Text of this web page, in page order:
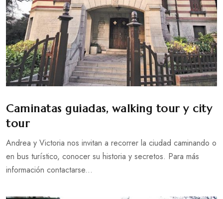
Caminatas guiadas, walking tour y city
tour
Andrea y Victoria nos invitan a recorrer la ciudad caminando o
en bus turístico, conocer su historia y secretos. Para más
información contactarse...